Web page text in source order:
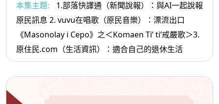
本集主題:
1.部落快譯通（新聞說報）：與AI一起說報
原民訊息 2. vuvu在唱歌（原民音樂）：漂流出口
《Masonolay i Cepo》之＜Komaen Ti’ ti’戒嚴歌＞3.
原住民.com（生活資訊）：適合自己的退休生活